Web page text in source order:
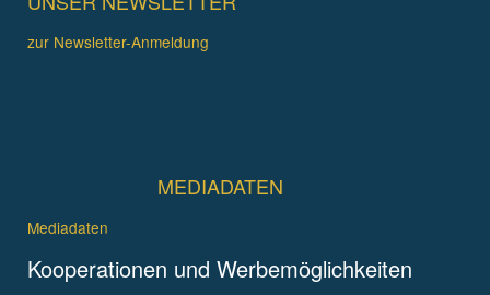
zur Newsletter-Anmeldung
MEDIADATEN
Mediadaten
Kooperationen und Werbemöglichkeiten